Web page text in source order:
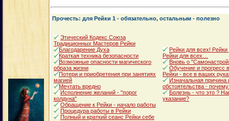
Прочесть: для Рейки 1 - обязательно, остальным - полезно
Этический Кодекс Союза
Традиционных Мастеров Рейки
Благодарение Духа
Краткая техника безопасности
Возможные опасности магического
образа жизни
Потери и приобретения при занятиях
магией
Мечтать вредно
Исполнение желаний - "порог
колдуна"
Обращение к Рейки - начало работы
Процедура работы в Рейки
Полный и краткий сеанс Рейки себе
Рейки для всех!
Рейки для всех…
Вновь о
Обучение и прогресс
Рейки - все в ваших
Изначальная
обстоятельства -
Болезнь - что это ?
указание?